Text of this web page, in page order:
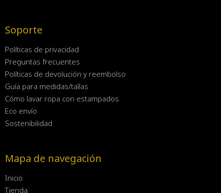
Soporte
Políticas de privacidad
Preguntas frecuentes
Políticas de devolución y reembolso
Guía para medidas/tallas
Cómo lavar ropa con estampados
Eco envío
Sostenibilidad
Mapa de navegación
Inicio
Tienda